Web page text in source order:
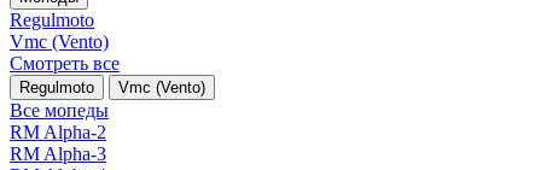
Regulmoto
Vmc (Vento)
Смотреть все
Regulmoto Vmc (Vento)
Все мопеды
RM Alpha-2
RM Alpha-3